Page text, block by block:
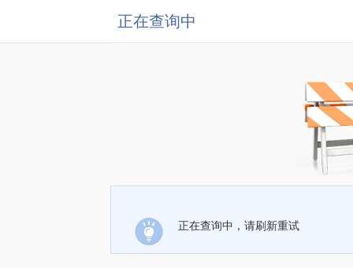
正在查询中
正在查询中，请刷新重试